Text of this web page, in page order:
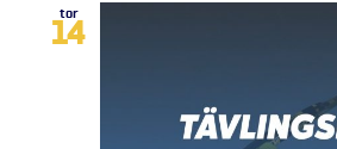
tor
14